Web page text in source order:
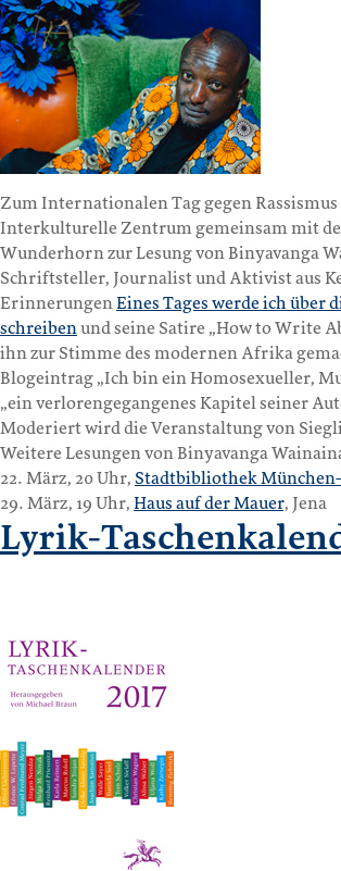
Zum Internationalen Tag gegen Rassismus
Interkulturelle Zentrum gemeinsam mit
Wunderhorn zur Lesung von Binyavanga
Schriftsteller, Journalist und Aktivist aus
ErinnerungenEines Tages werde ich über
schreibenund seine Satire „How to Write
ihn zur Stimme des modernen Afrika
Blogeintrag „Ich bin ein Homosexueller,
„ein verlorengegangenes Kapitel seiner
Moderiert wird die Veranstaltung von
Weitere Lesungen von Binyavanga
22. März, 20 Uhr, Stadtbibliothek
29. März, 19 Uhr, Haus auf der Mauer, Jena
Lyrik-